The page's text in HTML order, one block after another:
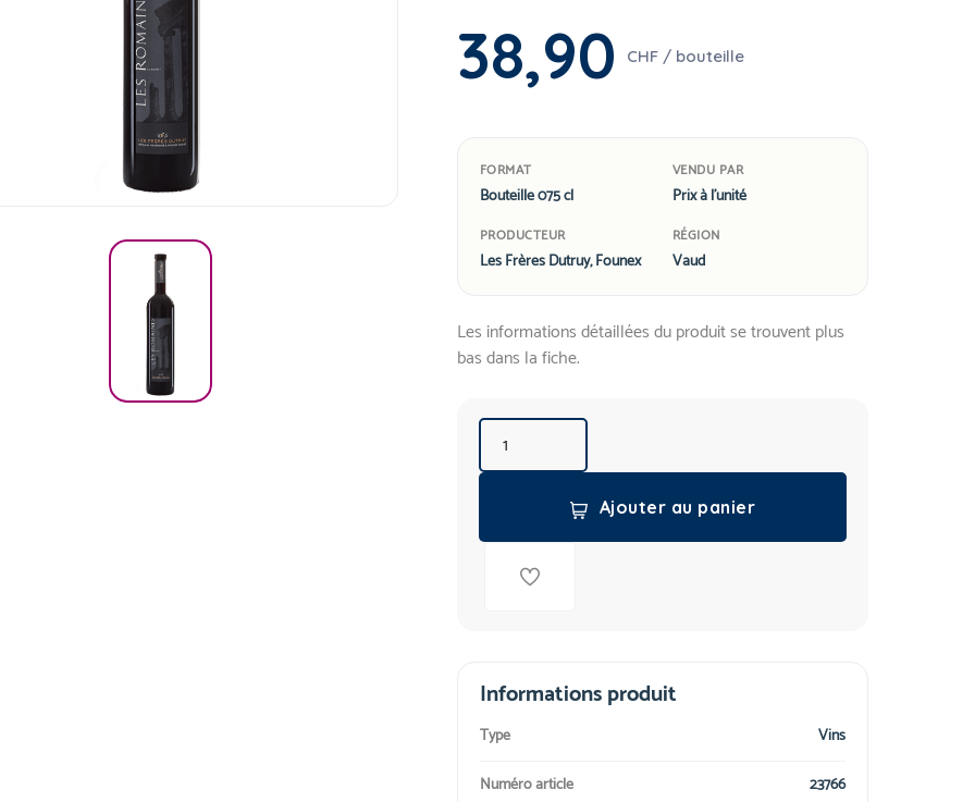
38,90 CHF / bouteille
FORMAT
Bouteille 075 cl
VENDU PAR
Prix à l'unité
PRODUCTEUR
Les Frères Dutruy, Founex
RÉGION
Vaud
Les informations détaillées du produit se trouvent plus
bas dans la fiche.
Ajouter au panier
Informations produit
Type
Vins
Numéro article
23766